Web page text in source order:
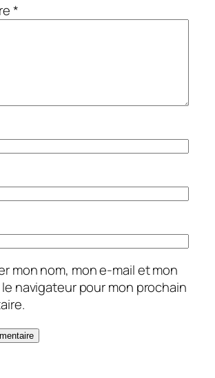
*
mon nom, mon e-mail et mon
navigateur pour mon prochain